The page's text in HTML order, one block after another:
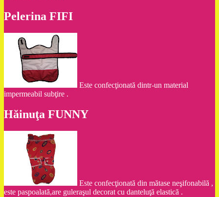
Pelerina FIFI
Este confecţionată dintr-un material
impermeabil subţire .
Hăinuţa FUNNY
Este confecţionată din mătase neşifonabilă ,
este paspoalată,are guleraşul decorat cu danteluţă elastică .